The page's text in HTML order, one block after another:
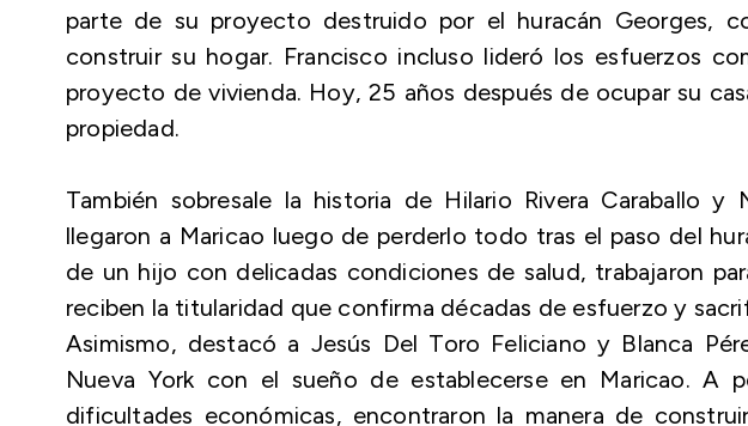
parte de su proyecto destruido por el huracán Georges,
construir su hogar. Francisco incluso lideró los esfuerzos
proyecto de vivienda. Hoy, 25 años después de ocupar su
propiedad.
También sobresale la historia de Hilario Rivera Caraballo y
llegaron a Maricao luego de perderlo todo tras el paso del
de un hijo con delicadas condiciones de salud, trabajaron
reciben la titularidad que confirma décadas de esfuerzo y
Asimismo, destacó a Jesús Del Toro Feliciano y Blanca
Nueva York con el sueño de establecerse en Maricao. A
dificultades económicas, encontraron la manera de